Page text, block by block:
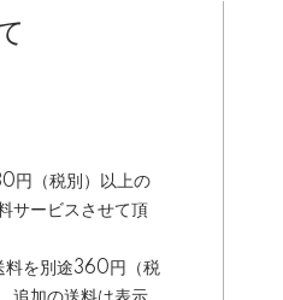
円（税別）以上の
サービスさせて頂
を別途360円（税